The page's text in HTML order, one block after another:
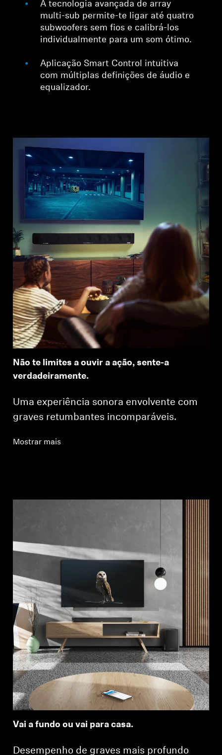
A tecnologia avançada de array
multi-sub permite-te ligar até quatro
subwoofers sem fios e calibrá-los
individualmente para um som ótimo.
Aplicação Smart Control intuitiva
com múltiplas definições de áudio e
equalizador.
Não te limites a ouvir a ação, sente-a
verdadeiramente.
Uma experiência sonora envolvente com
graves retumbantes incomparáveis.
Mostrar mais
Vai a fundo ou vai para casa.
Desempenho de graves mais profundo